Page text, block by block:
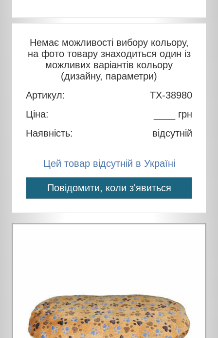
Немає можливості вибору кольору,
на фото товару знаходиться один із
можливих варіантів кольору
(дизайну, параметри)
Артикул:
TX-38980
Ціна:
____ грн
Наявність:
відсутній
Цей товар відсутній в Україні
Повідомити, коли з'явиться